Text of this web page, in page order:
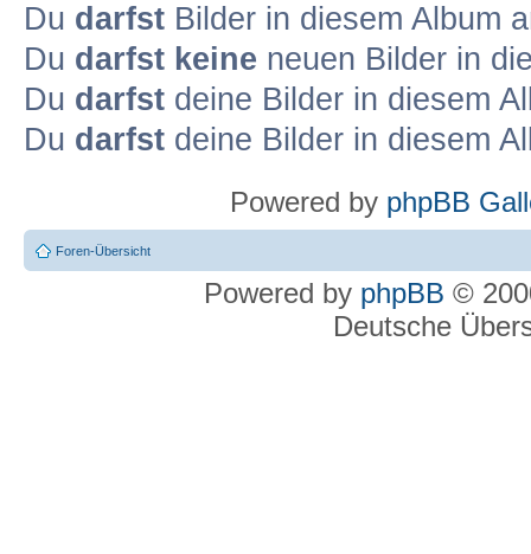
Du darfst Bilder in diesem Album
Du darfst keine neuen Bilder in
Du darfst deine Bilder in diesem
Du darfst deine Bilder in diesem
Powered by phpBB
Foren-Übersicht
Powered by phpBB ©
Deutsche